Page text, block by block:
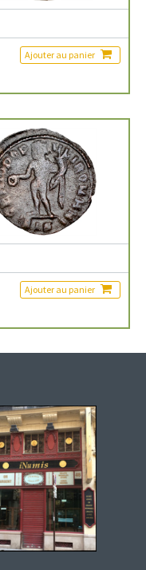
Ajouter au panier
Ajouter au panier